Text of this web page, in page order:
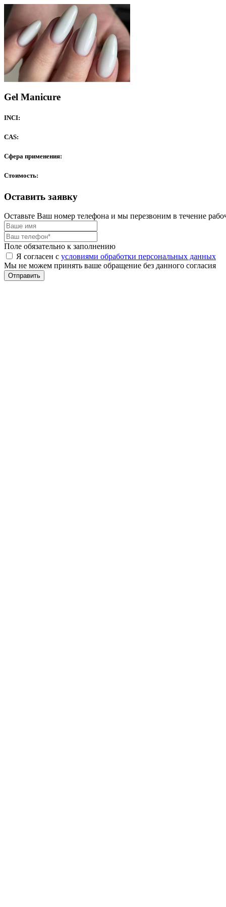
Gel Manicure
INCI:
CAS:
Сфера применения:
Стоимость:
Оставить заявку
Оставьте Ваш номер телефона и мы перезвоним в течение
Поле обязательно к заполнению
Я согласен с условиями обработки персональных данных
Мы не можем принять ваше обращение без данного согласия
Отправить